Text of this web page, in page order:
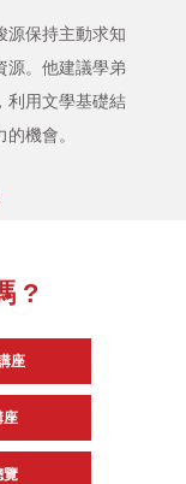
源保持主動求知
源。他建議學弟
利用文學基礎結
機會。
?
座
座
覽